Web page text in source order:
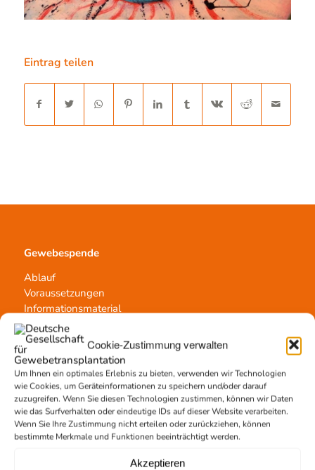
Cookie-Zustimmung verwalten
Um Ihnen ein optimales Erlebnis zu bieten, verwenden wir Technologien
wie Cookies, um Geräteinformationen zu speichern und/oder darauf
zuzugreifen. Wenn Sie diesen Technologien zustimmen, können wir Daten
wie das Surfverhalten oder eindeutige IDs auf dieser Website verarbeiten.
Wenn Sie Ihre Zustimmung nicht erteilen oder zurückziehen, können
bestimmte Merkmale und Funktionen beeinträchtigt werden.
Akzeptieren
Eintrag teilen
Gewebespende
Ablauf
Voraussetzungen
Informationsmaterial
Kontakt
Team Hannover
Spendestandorte
Vermittlungsstelle